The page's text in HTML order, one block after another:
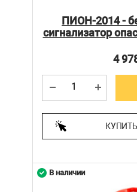
ПИОН-2014 -
сигнализатор
4
В наличии